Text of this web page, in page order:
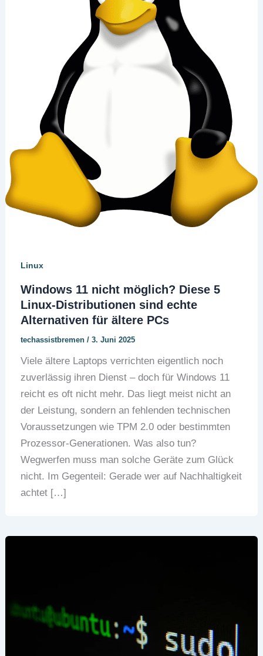
Linux
Windows 11 nicht möglich? Diese 5
Linux-Distributionen sind echte
Alternativen für ältere PCs
techassistbremen / 3. Juni 2025
Viele ältere Laptops verrichten eigentlich noch
zuverlässig ihren Dienst – doch für Windows 11
reicht es oft nicht mehr. Das liegt meist nicht an
der Leistung, sondern an fehlenden technischen
Voraussetzungen wie TPM 2.0 oder bestimmten
Prozessor-Generationen. Was also tun?
Wegwerfen muss man solche Geräte zum Glück
nicht. Im Gegenteil: Gerade wer auf Nachhaltigkeit
achtet […]